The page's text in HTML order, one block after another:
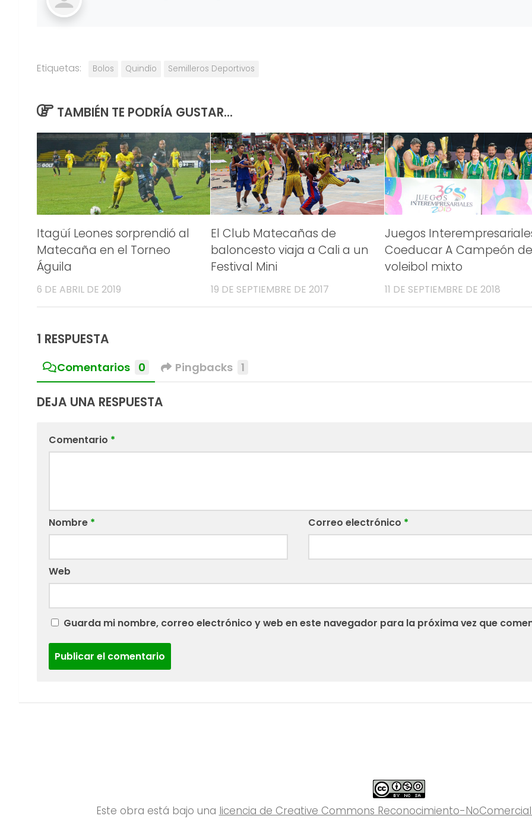
Etiquetas: Bolos Quindío Semilleros Deportivos
TAMBIÉN TE PODRÍA GUSTAR...
Itagüí Leones sorprendió al
Matecaña en el Torneo
Águila
6 DE ABRIL DE 2019
El Club Matecañas de
baloncesto viaja a Cali a un
Festival Mini
19 DE SEPTIEMBRE DE 2017
Juegos
Coeducar A Campeón
voleibol mixto
11 DE SEPTIEMBRE DE 2018
1 RESPUESTA
Comentarios 0 Pingbacks 1
DEJA UNA RESPUESTA
Comentario *
Nombre * Correo electrónico *
Web
Guarda mi nombre, correo electrónico y web en este navegador para la próxima vez que
Este obra está bajo una licencia de Creative Commons Reconocimiento-